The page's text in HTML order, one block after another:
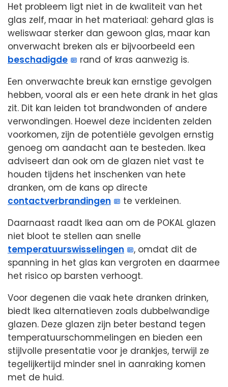
Het probleem ligt niet in de kwaliteit van het
glas zelf, maar in het materiaal: gehard glas is
weliswaar sterker dan gewoon glas, maar kan
onverwacht breken als er bijvoorbeeld een
beschadigde
rand of kras aanwezig is.
Een onverwachte breuk kan ernstige gevolgen
hebben, vooral als er een hete drank in het glas
zit. Dit kan leiden tot brandwonden of andere
verwondingen. Hoewel deze incidenten zelden
voorkomen, zijn de potentiële gevolgen ernstig
genoeg om aandacht aan te besteden. Ikea
adviseert dan ook om de glazen niet vast te
houden tijdens het inschenken van hete
dranken, om de kans op directe
contactverbrandingen
te verkleinen.
Daarnaast raadt Ikea aan om de POKAL glazen
niet bloot te stellen aan snelle
temperatuurswisselingen
, omdat dit de
spanning in het glas kan vergroten en daarmee
het risico op barsten verhoogt.
Voor degenen die vaak hete dranken drinken,
biedt Ikea alternatieven zoals dubbelwandige
glazen. Deze glazen zijn beter bestand tegen
temperatuurschommelingen en bieden een
stijlvolle presentatie voor je drankjes, terwijl ze
tegelijkertijd minder snel in aanraking komen
met de huid.